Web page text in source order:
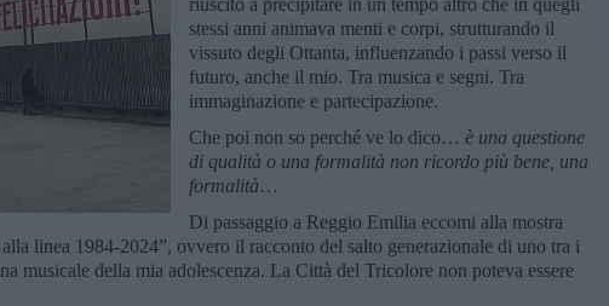
stessi anni animava menti e corpi, strutturando il
vissuto degli Ottanta, influenzando i passi verso il
futuro, anche il mio. Tra musica e segni. Tra
immaginazione e partecipazione.
Che poi non so perché ve lo dico… è una questione
di qualità o una formalità non ricordo più bene, una
formalità…
Di passaggio a Reggio Emilia eccomi alla mostra
linea 1984-2024”, ovvero il racconto del salto generazionale di uno tra i
musicale della mia adolescenza. La Città del Tricolore non poteva essere